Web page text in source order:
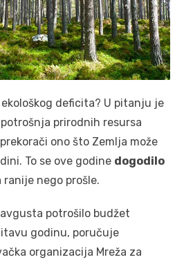
deficita? U pitanju je
prirodnih resursa
ono što Zemlja može
To se ove godine dogodilo
ranije nego prošle.
potrošilo budžet
godinu, poručuje
organizacija Mreža za